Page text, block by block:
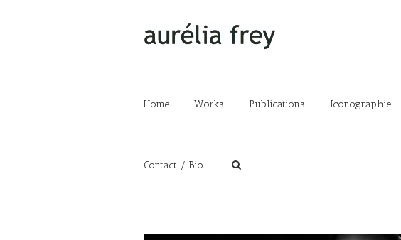
Home Works Publications Iconographie
Contact / Bio